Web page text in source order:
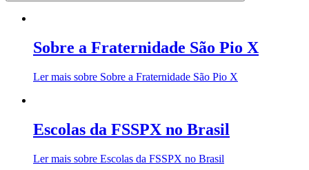
Sobre a Fraternidade São Pio X
Ler mais sobre Sobre a Fraternidade São Pio X
Escolas da FSSPX no Brasil
Ler mais sobre Escolas da FSSPX no Brasil